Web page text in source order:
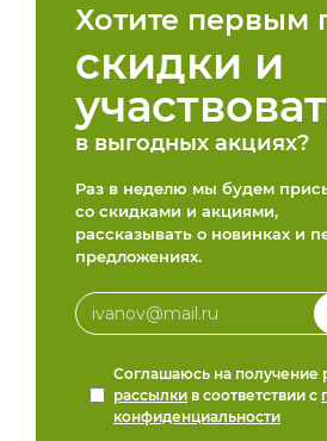
Хотите первым
скидки и
в выгодных акциях?
Раз в неделю мы будем
со скидками и акциями,
рассказывать о новинках и
предложениях.
Соглашаюсь на получение
рассылки в соответствии с
конфиденциальности